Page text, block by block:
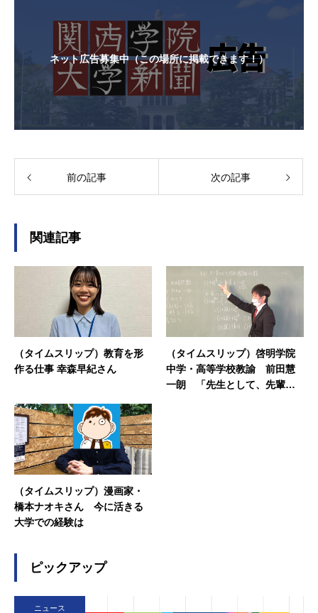
ネット広告募集中（この場所に掲載できます！）
前の記事 次の記事
関連記事
（タイムスリップ）教育を形
作る仕事 幸森早紀さん
（タイムスリップ）啓明学院
中学・高等学校教諭 前田慧
一朗 「先生として、先輩と
（タイムスリップ）漫画家・
橋本ナオキさん 今に活きる
大学での経験は
ピックアップ
ニュース